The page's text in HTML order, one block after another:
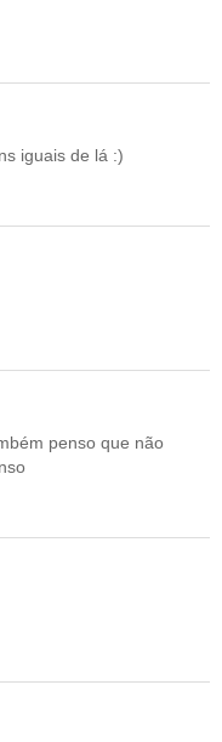
iguais de lá :)
penso que não